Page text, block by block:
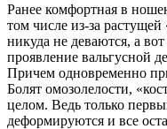
Ранее комфортная в
том числе из-за
никуда не деваются, а
проявление вальгусной
Причем одновременно
Болят омозолелости,
целом. Ведь только
деформируются и все